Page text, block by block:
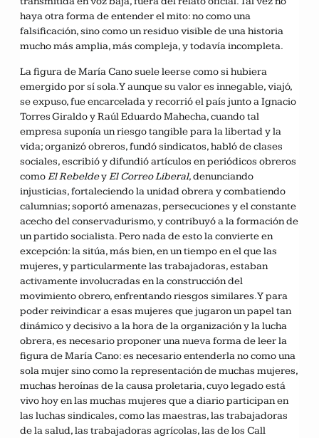
haya otra forma de entender el mito: no como una
falsificación, sino como un residuo visible de una historia
mucho más amplia, más compleja, y todavía incompleta.
La figura de María Cano suele leerse como si hubiera
emergido por sí sola. Y aunque su valor es innegable, viajó,
se expuso, fue encarcelada y recorrió el país junto a Ignacio
Torres Giraldo y Raúl Eduardo Mahecha, cuando tal
empresa suponía un riesgo tangible para la libertad y la
vida; organizó obreros, fundó sindicatos, habló de clases
sociales, escribió y difundió artículos en periódicos obreros
comoEl RebeldeyEl Correo Liberal, denunciando
injusticias, fortaleciendo la unidad obrera y combatiendo
calumnias; soportó amenazas, persecuciones y el constante
acecho del conservadurismo, y contribuyó a la formación de
un partido socialista. Pero nada de esto la convierte en
excepción: la sitúa, más bien, en un tiempo en el que las
mujeres, y particularmente las trabajadoras, estaban
activamente involucradas en la construcción del
movimiento obrero, enfrentando riesgos similares. Y para
poder reivindicar a esas mujeres que jugaron un papel tan
dinámico y decisivo a la hora de la organización y la lucha
obrera, es necesario proponer una nueva forma de leer la
figura de María Cano: es necesario entenderla no como una
sola mujer sino como la representación de muchas mujeres,
muchas heroínas de la causa proletaria, cuyo legado está
vivo hoy en las muchas mujeres que a diario participan en
las luchas sindicales, como las maestras, las trabajadoras
de la salud, las trabajadoras agrícolas, las de los Call